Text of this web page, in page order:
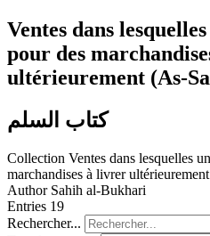
Ventes dans
pour des
ultérieurement (As-
كتاب السلم
Collection Ventes dans lesquelles
marchandises à livrer
Author Sahih al-Bukhari
Entries 19
Rechercher...